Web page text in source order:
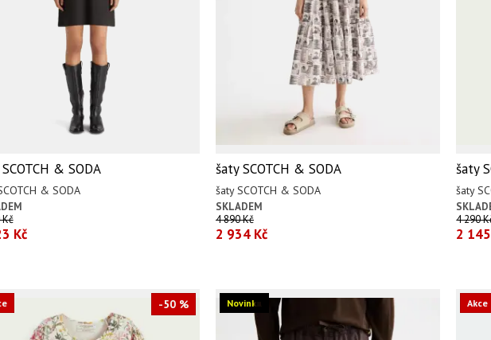
& SODA
& SODA
Kč
šaty SCOTCH & SODA
šaty SCOTCH & SODA
SKLADEM
4 890 Kč
2 934 Kč
šaty
šaty
4 290
2
-50 % Novinka Akce